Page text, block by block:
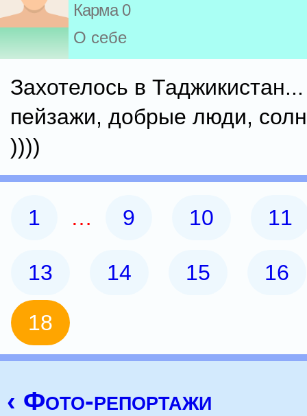
Карма 0
О себе
Захотелось в
пейзажи, добрые люди,
))))
1 … 9 10 11
13 14 15 16
18
‹ Фото-репортажи